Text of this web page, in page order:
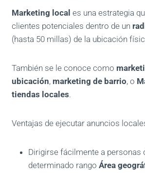
Marketing local es una estrategia
clientes potenciales dentro de un
(hasta 50 millas) de la ubicación
También se le conoce como
ubicación, marketing de barrio, o
tiendas locales.
Ventajas de ejecutar anuncios
Dirigirse fácilmente a personas
determinado rango Área